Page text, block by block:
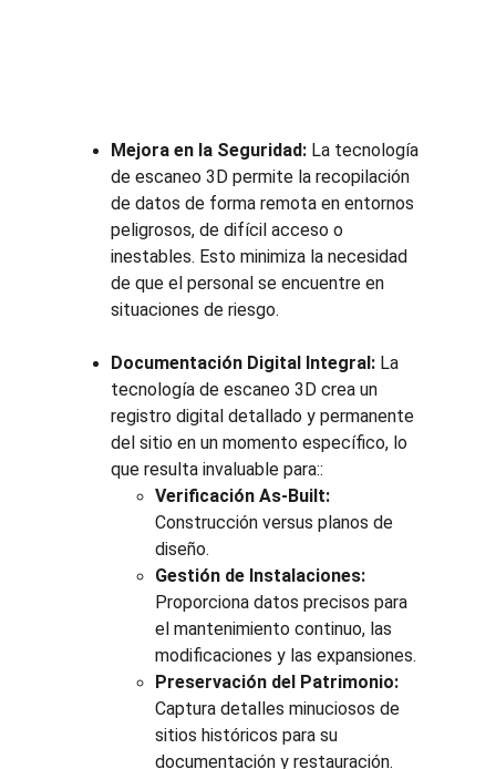
Mejora en la Seguridad: La tecnología
de escaneo 3D permite la recopilación
de datos de forma remota en entornos
peligrosos, de difícil acceso o
inestables. Esto minimiza la necesidad
de que el personal se encuentre en
situaciones de riesgo.
Documentación Digital Integral: La
tecnología de escaneo 3D crea un
registro digital detallado y permanente
del sitio en un momento específico, lo
que resulta invaluable para::
Verificación As-Built:
Construcción versus planos de
diseño.
Gestión de Instalaciones:
Proporciona datos precisos para
el mantenimiento continuo, las
modificaciones y las expansiones.
Preservación del Patrimonio:
Captura detalles minuciosos de
sitios históricos para su
documentación y restauración.